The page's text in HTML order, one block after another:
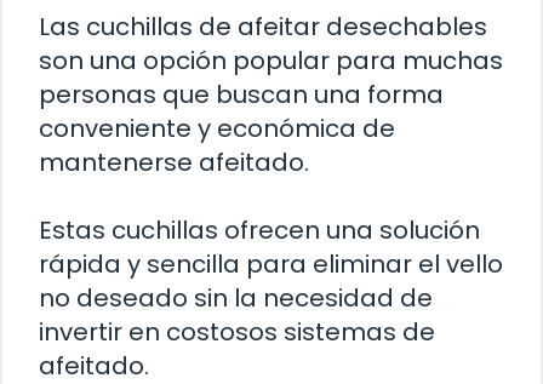
Las cuchillas de afeitar desechables
son una opción popular para muchas
personas que buscan una forma
conveniente y económica de
mantenerse afeitado.
Estas cuchillas ofrecen una solución
rápida y sencilla para eliminar el vello
no deseado sin la necesidad de
invertir en costosos sistemas de
afeitado.